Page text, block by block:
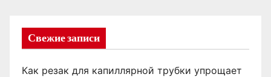
Свежие записи
Как резак для капиллярной трубки упрощает